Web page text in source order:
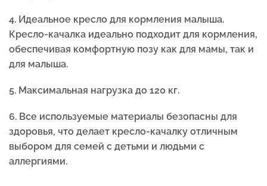
4. Идеальное кресло для кормления малыша.
Кресло-качалка идеально подходит для кормления,
обеспечивая комфортную позу как для мамы, так и
для малыша.
5. Максимальная нагрузка до 120 кг.
6. Все используемые материалы безопасны для
здоровья, что делает кресло-качалку отличным
выбором для семей с детьми и людьми с
аллергиями.